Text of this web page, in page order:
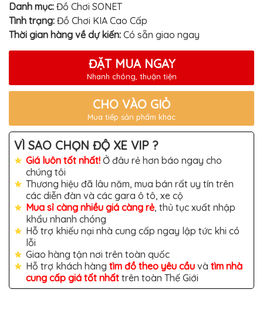
VOLVO
SUZUKI
MINI
COOPER
PEUGEOT
VINFAST
ĐỒ
CHƠI
TÔ
ĐỒ
CHƠI
XE
HƠI
MỚI
Danh mục: Đồ Chơi SONET
Tình trạng: Đồ Chơi KIA Cao Cấp
Thời gian hàng về dự kiến: Có sẵn giao ngay
ĐẶT MUA NGAY
Nhanh chóng, thuận tiện
CHO VÀO GIỎ
Mua tiếp sản phẩm khác
VÌ SAO CHỌN ĐỘ XE VIP ?
Giá luôn tốt nhất! Ở đâu rẻ hơn báo ngay cho
chúng tôi
Thương hiệu đã lâu năm, mua bán rất uy tín trên
các diễn đàn và các gara ô tô, xe cộ
Mua sỉ càng nhiều giá càng rẻ, thủ tục xuất nhập
khẩu nhanh chóng
Hỗ trợ khiếu nại nhà cung cấp ngay lập tức khi có
lỗi
Giao hàng tận nơi trên toàn quốc
Hỗ trợ khách hàng tìm đồ theo yêu cầu và tìm nhà
cung cấp giá tốt nhất trên toàn Thế Giới